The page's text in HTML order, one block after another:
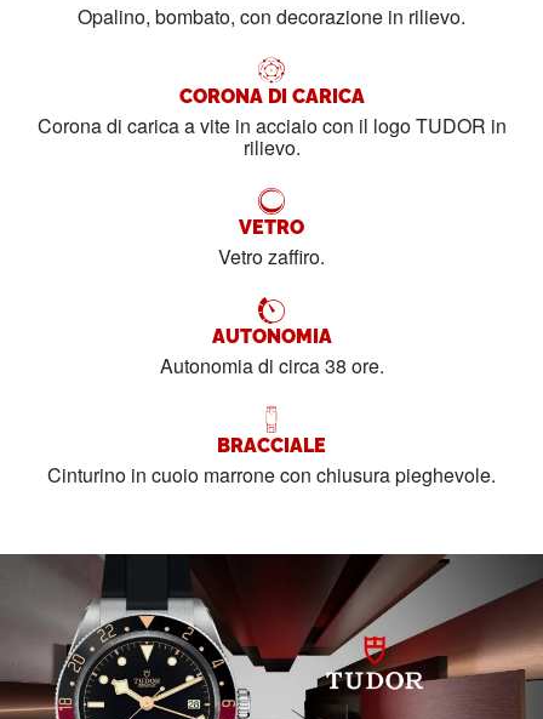
Opalino, bombato, con decorazione in rilievo.
CORONA DI CARICA
Corona di carica a vite in acciaio con il logo TUDOR in
rilievo.
VETRO
Vetro zaffiro.
AUTONOMIA
Autonomia di circa 38 ore.
BRACCIALE
Cinturino in cuoio marrone con chiusura pieghevole.